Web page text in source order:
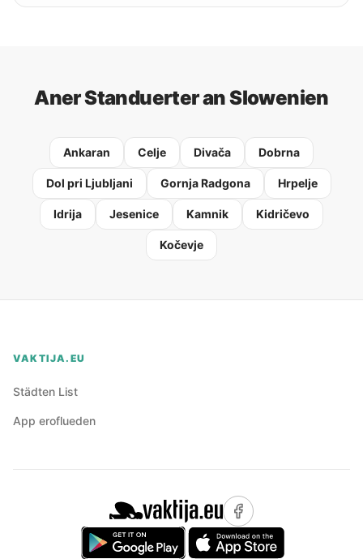
Aner Standuerter an Slowenien
Ankaran Celje Divača Dobrna
Dol pri Ljubljani Gornja Radgona Hrpelje
Idrija Jesenice Kamnik Kidričevo
Kočevje
VAKTIJA.EU
Städten List
App eroflueden